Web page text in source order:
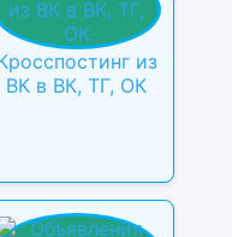
из
ВК в ВК, ТГ, ОК